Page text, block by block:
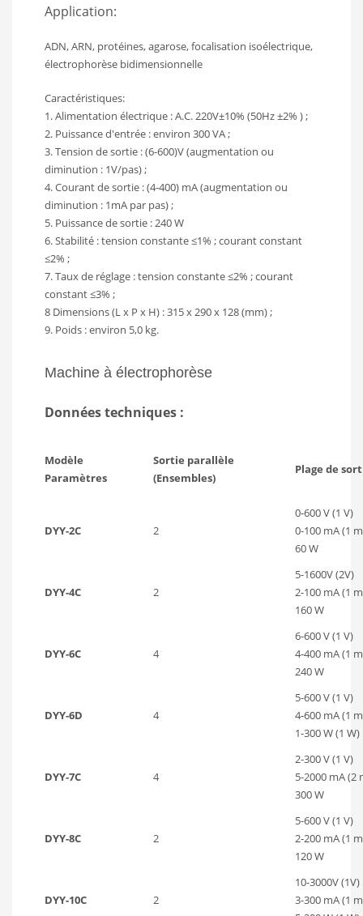
Application:
ADN, ARN, protéines, agarose, focalisation isoélectrique,
électrophorèse bidimensionnelle
Caractéristiques:
1. Alimentation électrique : A.C. 220V±10% (50Hz ±2% ) ;
2. Puissance d'entrée : environ 300 VA ;
3. Tension de sortie : (6-600)V (augmentation ou
diminution : 1V/pas) ;
4. Courant de sortie : (4-400) mA (augmentation ou
diminution : 1mA par pas) ;
5. Puissance de sortie : 240 W
6. Stabilité : tension constante ≤1% ; courant constant
≤2% ;
7. Taux de réglage : tension constante ≤2% ; courant
constant ≤3% ;
8 Dimensions (L x P x H) : 315 x 290 x 128 (mm) ;
9. Poids : environ 5,0 kg.
Machine à électrophorèse
Données techniques :
Modèle
Paramètres
Sortie parallèle
(Ensembles)
Plage de
DYY-2C 2
0-600 V (1 V)
0-100 mA (1
60 W
DYY-4C 2
5-1600V (2V)
2-100 mA (1
160 W
DYY-6C 4
6-600 V (1 V)
4-400 mA (1
240 W
DYY-6D 4
5-600 V (1 V)
4-600 mA (1
1-300 W (1 W)
DYY-7C 4
2-300 V (1 V)
5-2000 mA (2
300 W
DYY-8C 2
5-600 V (1 V)
2-200 mA (1
120 W
DYY-10C 2
10-3000V (1V)
3-300 mA (1